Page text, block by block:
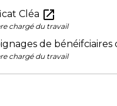
Cléa open_in_new
chargé du travail
de bénéifciaires
chargé du travail